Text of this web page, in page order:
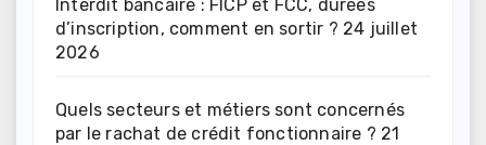
Interdit bancaire : FICP et FCC, durées
d’inscription, comment en sortir ? 24 juillet
2026
Quels secteurs et métiers sont concernés
par le rachat de crédit fonctionnaire ? 21